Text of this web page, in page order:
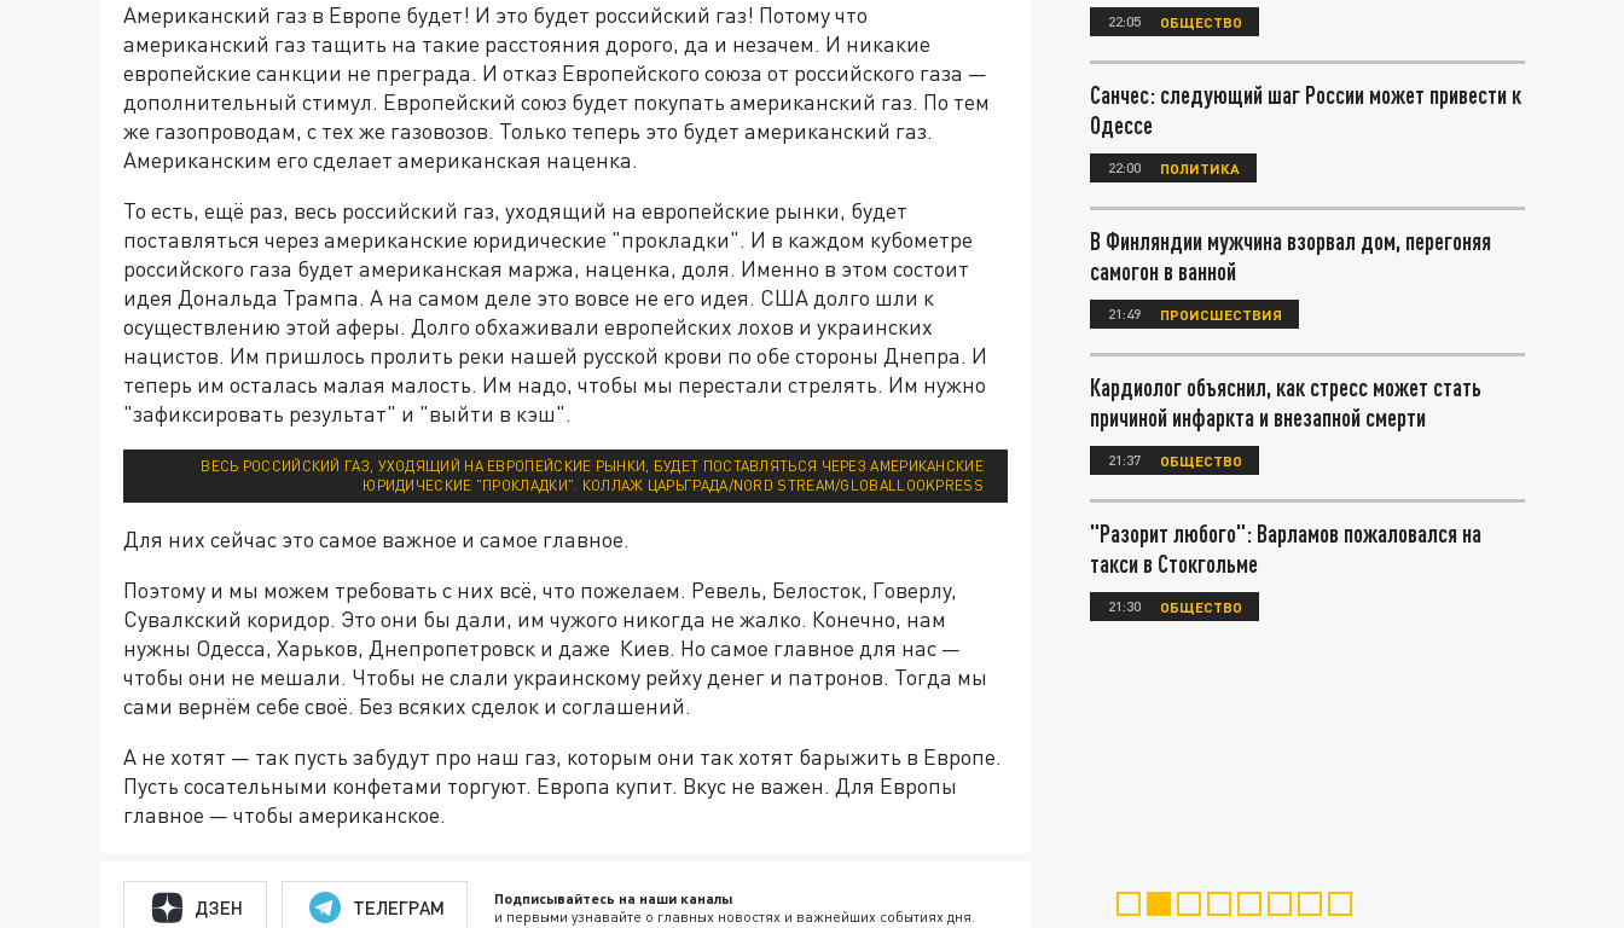
Американский газ в Европе будет! И это будет российский газ! Потому что
американский газ тащить на такие расстояния дорого, да и незачем. И никакие
европейские санкции не преграда. И отказ Европейского союза от российского газа —
дополнительный стимул. Европейский союз будет покупать американский газ. По тем
же газопроводам, с тех же газовозов. Только теперь это будет американский газ.
Американским его сделает американская наценка.
То есть, ещё раз, весь российский газ, уходящий на европейские рынки, будет
поставляться через американские юридические "прокладки". И в каждом кубометре
российского газа будет американская маржа, наценка, доля. Именно в этом состоит
идея Дональда Трампа. А на самом деле это вовсе не его идея. США долго шли к
осуществлению этой аферы. Долго обхаживали европейских лохов и украинских
нацистов. Им пришлось пролить реки нашей русской крови по обе стороны Днепра. И
теперь им осталась малая малость. Им надо, чтобы мы перестали стрелять. Им нужно
"зафиксировать результат" и "выйти в кэш".
ВЕСЬ РОССИЙСКИЙ ГАЗ, УХОДЯЩИЙ НА ЕВРОПЕЙСКИЕ РЫНКИ, БУДЕТ ПОСТАВЛЯТЬСЯ ЧЕРЕЗ АМЕРИКАНСКИЕ
ЮРИДИЧЕСКИЕ "ПРОКЛАДКИ". КОЛЛАЖ ЦАРЬГРАДА/NORD STREAM/GLOBALLOOKPRESS
Для них сейчас это самое важное и самое главное.
Поэтому и мы можем требовать с них всё, что пожелаем. Ревель, Белосток, Говерлу,
Сувалкский коридор. Это они бы дали, им чужого никогда не жалко. Конечно, нам
нужны Одесса, Харьков, Днепропетровск и даже Киев. Но самое главное для нас —
чтобы они не мешали. Чтобы не слали украинскому рейху денег и патронов. Тогда мы
сами вернём себе своё. Без всяких сделок и соглашений.
А не хотят — так пусть забудут про наш газ, которым они так хотят барыжить в Европе.
Пусть сосательными конфетами торгуют. Европа купит. Вкус не важен. Для Европы
главное — чтобы американское.
ДЗЕН ТЕЛЕГРАМ Подписывайтесь на наши каналы
и первыми узнавайте о главных новостях и важнейших событиях дня.
22:05 ОБЩЕСТВО
Санчес: следующий шаг России может привести к
Одессе
22:00 ПОЛИТИКА
В Финляндии мужчина взорвал дом, перегоняя
самогон в ванной
21:49 ПРОИСШЕСТВИЯ
Кардиолог объяснил, как стресс может стать
причиной инфаркта и внезапной смерти
21:37 ОБЩЕСТВО
"Разорит любого": Варламов пожаловался на
такси в Стокгольме
21:30 ОБЩЕСТВО